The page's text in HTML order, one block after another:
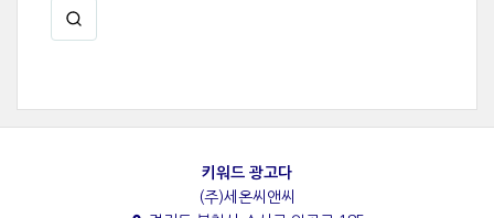
키워드 광고다
(주)세온씨앤씨